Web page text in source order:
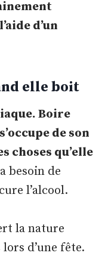
d’un
elle boit
Boire
de son
choses qu’elle
besoin de
l’alcool.
la nature
d’une fête.